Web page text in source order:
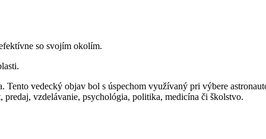
so svojím okolím.
vedecký objav bol s úspechom využívaný pri výbere
vzdelávanie, psychológia, politika, medicína či školstvo.